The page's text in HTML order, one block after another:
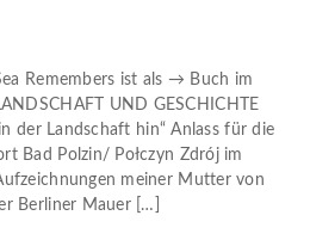
Remembers ist als → Buch im
UND GESCHICHTE
der Landschaft hin“ Anlass für die
Bad Polzin/ Połczyn Zdrój im
meiner Mutter von
Berliner Mauer […]